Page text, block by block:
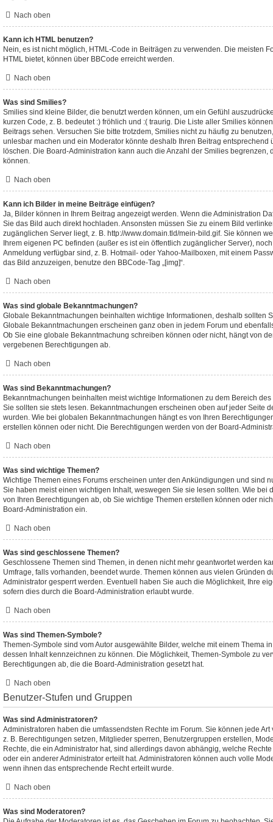
Nach oben
Kann ich HTML benutzen?
Nein, es ist nicht möglich, HTML-Code in Beiträgen zu verwenden. Die meisten
HTML bietet, können über BBCode erreicht werden.
Nach oben
Was sind Smilies?
Smilies sind kleine Bilder, die benutzt werden können, um ein Gefühl
kurzen Code, z. B. bedeutet :) fröhlich und :( traurig. Die Liste aller Smilies
Beitrags sehen. Versuchen Sie bitte trotzdem, Smilies nicht zu häufig zu
unlesbar machen und ein Moderator könnte deshalb Ihren Beitrag entsprechend
löschen. Die Board-Administration kann auch die Anzahl der Smilies begrenzen,
können.
Nach oben
Kann ich Bilder in meine Beiträge einfügen?
Ja, Bilder können in Ihrem Beitrag angezeigt werden. Wenn die Administration
Sie das Bild auch direkt hochladen. Ansonsten müssen Sie zu einem Bild
zugänglichen Server liegt, z. B. http://www.domain.tld/mein-bild.gif. Sie können
Ihrem eigenen PC befinden (außer es ist ein öffentlich zugänglicher Server),
Anmeldung verfügbar sind, z. B. Hotmail- oder Yahoo-Mailboxen, mit einem
das Bild anzuzeigen, benutze den BBCode-Tag „[img]“.
Nach oben
Was sind globale Bekanntmachungen?
Globale Bekanntmachungen beinhalten wichtige Informationen, deshalb sollten
Globale Bekanntmachungen erscheinen ganz oben in jedem Forum und
Ob Sie eine globale Bekanntmachung schreiben können oder nicht, hängt von
vergebenen Berechtigungen ab.
Nach oben
Was sind Bekanntmachungen?
Bekanntmachungen beinhalten meist wichtige Informationen zu dem Bereich
Sie sollten sie stets lesen. Bekanntmachungen erscheinen oben auf jeder Seite
wurden. Wie bei globalen Bekanntmachungen hängt es von Ihren
erstellen können oder nicht. Die Berechtigungen werden von der Board-
Nach oben
Was sind wichtige Themen?
Wichtige Themen eines Forums erscheinen unter den Ankündigungen und sind
Sie haben meist einen wichtigen Inhalt, weswegen Sie sie lesen sollten. Wie bei
von Ihren Berechtigungen ab, ob Sie wichtige Themen erstellen können oder
Board-Administration ein.
Nach oben
Was sind geschlossene Themen?
Geschlossene Themen sind Themen, in denen nicht mehr geantwortet werden
Umfrage, falls vorhanden, beendet wurde. Themen können aus vielen Gründen
Administrator gesperrt werden. Eventuell haben Sie auch die Möglichkeit, Ihre
sofern dies durch die Board-Administration erlaubt wurde.
Nach oben
Was sind Themen-Symbole?
Themen-Symbole sind vom Autor ausgewählte Bilder, welche mit einem Thema
dessen Inhalt kennzeichnen zu können. Die Möglichkeit, Themen-Symbole zu
Berechtigungen ab, die die Board-Administration gesetzt hat.
Nach oben
Benutzer-Stufen und Gruppen
Was sind Administratoren?
Administratoren haben die umfassendsten Rechte im Forum. Sie können jede Art
z. B. Berechtigungen setzen, Mitglieder sperren, Benutzergruppen erstellen,
Rechte, die ein Administrator hat, sind allerdings davon abhängig, welche
oder ein anderer Administrator erteilt hat. Administratoren können auch volle
wenn ihnen das entsprechende Recht erteilt wurde.
Nach oben
Was sind Moderatoren?